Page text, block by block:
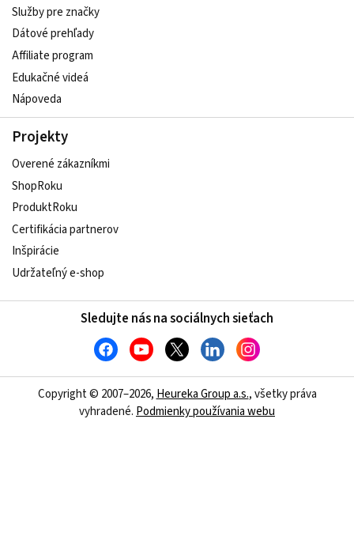
Služby pre značky
Dátové prehľady
Affiliate program
Edukačné videá
Nápoveda
Projekty
Overené zákazníkmi
ShopRoku
ProduktRoku
Certifikácia partnerov
Inšpirácie
Udržateľný e-shop
Sledujte nás na sociálnych sieťach
Copyright © 2007–2026, Heureka Group a.s., všetky práva
vyhradené. Podmienky používania webu